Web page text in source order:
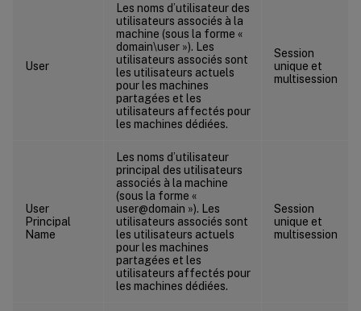
User
Les noms d’utilisateur des
utilisateurs associés à la
machine (sous la forme «
domain\user »). Les
utilisateurs associés sont
les utilisateurs actuels
pour les machines
partagées et les
utilisateurs affectés pour
les machines dédiées.
Session
unique et
multisession
User
Principal
Name
Les noms d’utilisateur
principal des utilisateurs
associés à la machine
(sous la forme «
user@domain »). Les
utilisateurs associés sont
les utilisateurs actuels
pour les machines
partagées et les
utilisateurs affectés pour
les machines dédiées.
Session
unique et
multisession